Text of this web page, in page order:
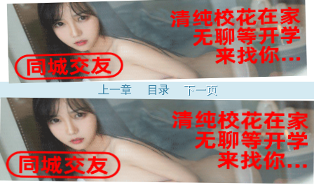
上一章 目录 下一页